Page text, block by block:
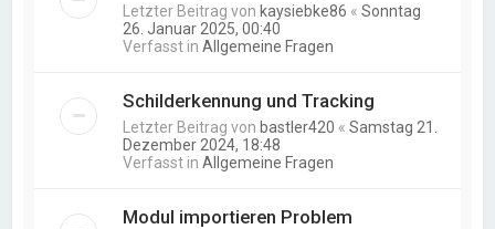
Letzter Beitrag von kaysiebke86 «Sonntag
26. Januar 2025, 00:40
Verfasst inAllgemeine Fragen
Schilderkennung und Tracking
Letzter Beitrag von bastler420 «Samstag 21.
Dezember 2024, 18:48
Verfasst inAllgemeine Fragen
Modul importieren Problem